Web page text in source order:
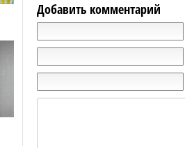
Добавить комментарий